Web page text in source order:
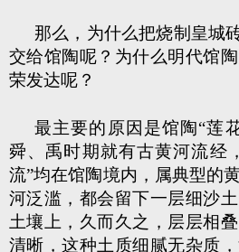
那么，为什么把烧制皇城
交给馆陶呢？为什么明代馆
荣发达呢？
最主要的原因是馆陶“莲
舜、禹时期就有古黄河流经
流”均在馆陶境内，属典型的
河泛滥，都会留下一层细沙
土壤上，久而久之，层层相
清晰，这种土质细腻无杂质